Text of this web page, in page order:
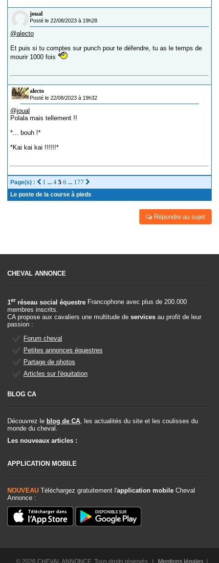
joual
Posté le 22/08/2023 à 19h28
@alecto
Et puis si tu comptes sur punch pour te défendre, tu as le temps de
mourir 1000 fois
alecto
Posté le 22/08/2023 à 19h32
@joual
Polala mais tellement !!
*... bouh !*
*Kai kai kai !!!!!!*
Page(s) : 1 ... 4 5 6 ... 177
Le poste de la course à pieds
Répondre au sujet
CHEVAL ANNONCE
1er réseau social équestre Francophone avec plus de 200.000
membres inscrits.
CA propose aux cavaliers une multitude de services au profit de leur
passion :
Forum cheval
Petites annonces équestres
Partage de photos
Articles sur l'équitation
BLOG CA
Découvrez le blog de CA , les actualités du site et les coulisses du
monde du cheval.
Les nouveaux articles :
APPLICATION MOBILE
NOUVEAU Téléchargez gratuitement l'application mobile Cheval
Annonce :
© 2026 CHEVAL ANNONCE. Tous droits réservés. | Mentions légales|